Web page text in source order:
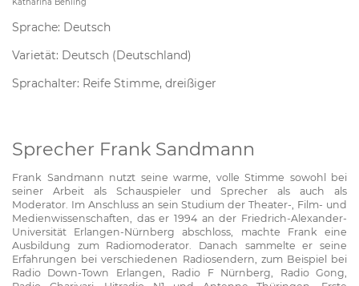
Katharina Behling
Sprache: Deutsch
Varietät: Deutsch (Deutschland)
Sprachalter: Reife Stimme, dreißiger
Sprecher Frank Sandmann
Frank Sandmann nutzt seine warme, volle Stimme sowohl bei
seiner Arbeit als Schauspieler und Sprecher als auch als
Moderator. Im Anschluss an sein Studium der Theater-, Film- und
Medienwissenschaften, das er 1994 an der Friedrich-Alexander-
Universität Erlangen-Nürnberg abschloss, machte Frank eine
Ausbildung zum Radiomoderator. Danach sammelte er seine
Erfahrungen bei verschiedenen Radiosendern, zum Beispiel bei
Radio Down-Town Erlangen, Radio F Nürnberg, Radio Gong,